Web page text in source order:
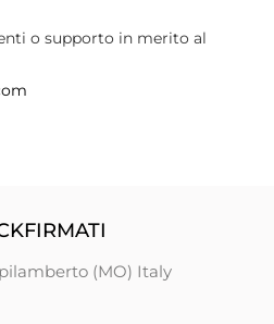
o supporto in merito al
(MO) Italy